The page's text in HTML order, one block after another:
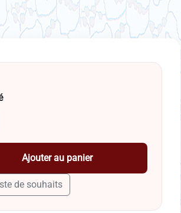
Ajouter au panier
de souhaits